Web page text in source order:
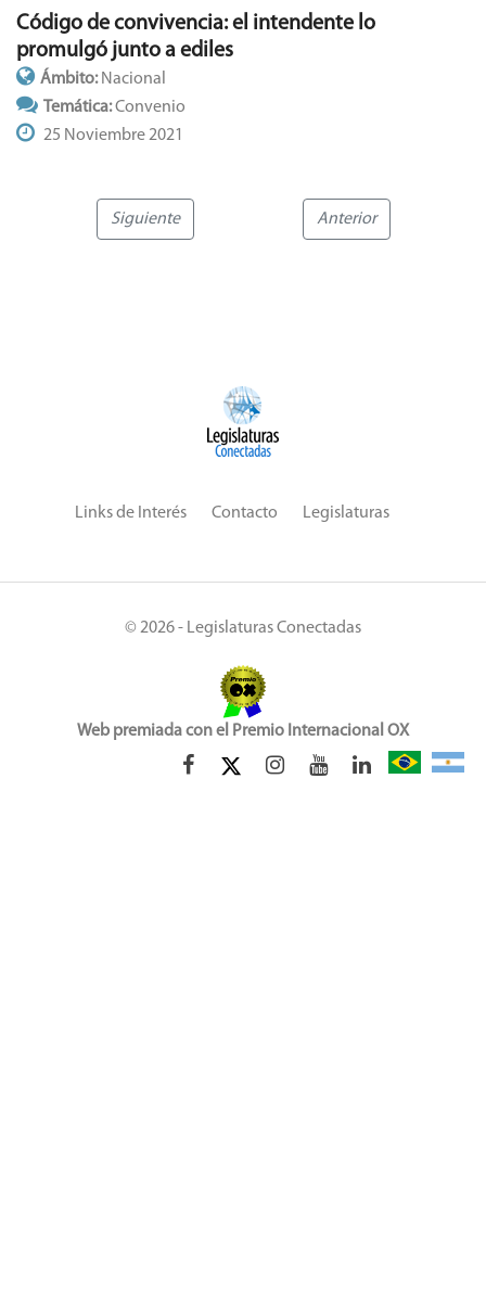
Código de convivencia: el intendente lo
promulgó junto a ediles
Ámbito: Nacional
Temática:Convenio
25 Noviembre 2021
Siguiente Anterior
Links de Interés Contacto Legislaturas
© 2026 - Legislaturas Conectadas
Web premiada con el Premio Internacional OX